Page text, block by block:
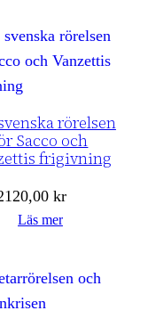
rörelsen
Sacco och
frigivning
120,00kr
Läs mer